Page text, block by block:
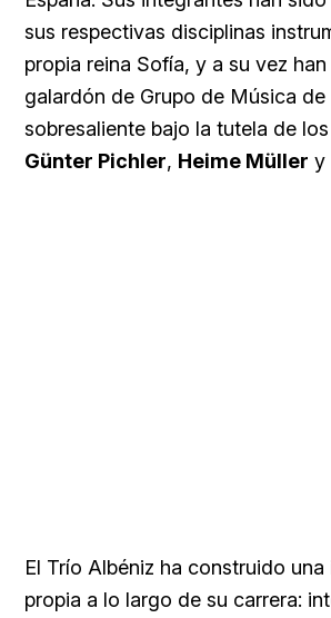
sus respectivas disciplinas
propia reina Sofía, y a su vez
galardón de Grupo de Música de
sobresaliente bajo la tutela de
Günter Pichler, Heime Müller y
El Trío Albéniz ha construido
propia a lo largo de su carrera: